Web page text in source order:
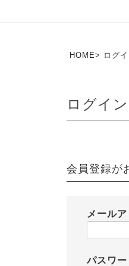
HOME ログ
ログイン
会員登録が
メール
パスワー